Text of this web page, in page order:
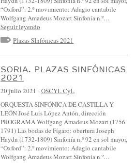
“Oxford”: 2.º movimiento: Adagio cantabile
Wolfgang Amadeus Mozart Sinfonía n.º…
Seguir leyendo
Plazas SInfónicas 2021
SORIA. PLAZAS SINFÓNICAS
2021
20 julio 2021 -OSCYL CyL
ORQUESTA SINFÓNICA DE CASTILLA Y
LEÓN José Luis López Antón, dirección
PROGRAMA Wolfgang Amadeus Mozart (1756-
1791) Las bodas de Fígaro: obertura Joseph
Haydn (1732-1809) Sinfonía n.º 92 en sol mayor,
“Oxford”: 2.º movimiento: Adagio cantabile
Wolfgang Amadeus Mozart Sinfonía n.º…